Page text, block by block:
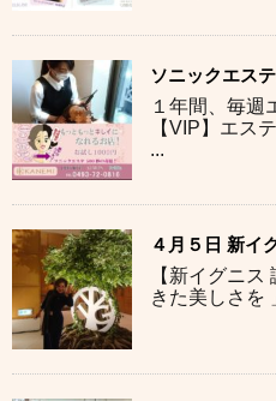
ソニックエス
１年間、毎週
【VIP】エス
...
４月５日 新イ
【新イグニ
きた美しさを